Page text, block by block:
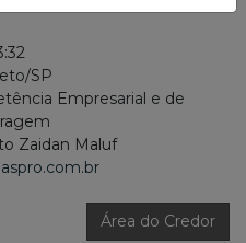
SP
Empresarial e de
Zaidan Maluf
Área do Credor